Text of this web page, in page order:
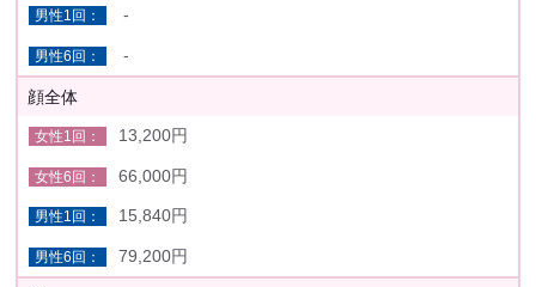
-
-
顔全体
13,200円
66,000円
15,840円
79,200円